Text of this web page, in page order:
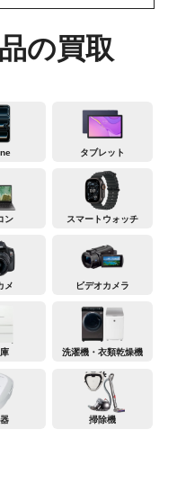
の買取
タブレット
ン スマートウォッチ
メ ビデオカメラ
洗濯機・衣類乾燥機
掃除機